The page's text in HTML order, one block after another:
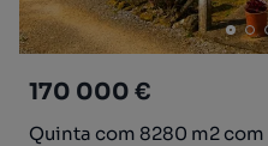
170 000 €
Quinta com 8280 m2